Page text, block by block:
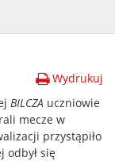
Wydrukuj
BILCZA uczniowie
mecze w
przystąpiło
odbył się